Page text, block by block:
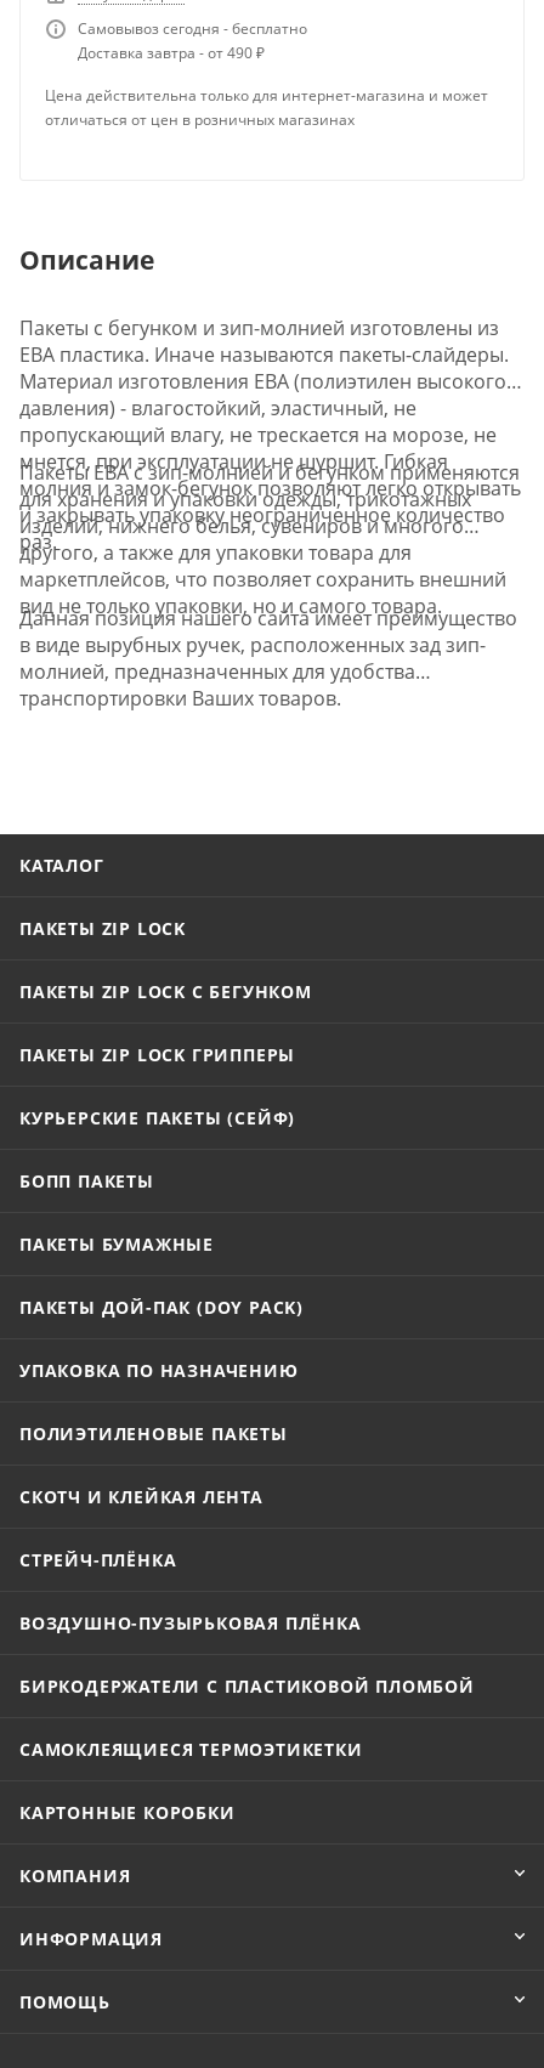
Самовывоз сегодня - бесплатно
Доставка завтра - от 490 ₽
Цена действительна только для интернет-магазина и может
отличаться от цен в розничных магазинах
Описание
Пакеты с бегунком и зип-молнией изготовлены из
ЕВА пластика. Иначе называются пакеты-слайдеры.
Материал изготовления ЕВА (полиэтилен высокого
давления) - влагостойкий, эластичный, не
пропускающий влагу, не трескается на морозе, не
мнется, при эксплуатации не шуршит. Гибкая
молния и замок-бегунок позволяют легко открывать
и закрывать упаковку неограниченное количество
раз.
Пакеты ЕВА с зип-молнией и бегунком применяются
для хранения и упаковки одежды, трикотажных
изделий, нижнего белья, сувениров и многого
другого, а также для упаковки товара для
маркетплейсов, что позволяет сохранить внешний
вид не только упаковки, но и самого товара.
Данная позиция нашего сайта имеет преимущество
в виде вырубных ручек, расположенных зад зип-
молнией, предназначенных для удобства
транспортировки Ваших товаров.
КАТАЛОГ
ПАКЕТЫ ZIP LOCK
ПАКЕТЫ ZIP LOCK С БЕГУНКОМ
ПАКЕТЫ ZIP LOCK ГРИППЕРЫ
КУРЬЕРСКИЕ ПАКЕТЫ (СЕЙФ)
БОПП ПАКЕТЫ
ПАКЕТЫ БУМАЖНЫЕ
ПАКЕТЫ ДОЙ-ПАК (DOY PACK)
УПАКОВКА ПО НАЗНАЧЕНИЮ
ПОЛИЭТИЛЕНОВЫЕ ПАКЕТЫ
СКОТЧ И КЛЕЙКАЯ ЛЕНТА
СТРЕЙЧ-ПЛЁНКА
ВОЗДУШНО-ПУЗЫРЬКОВАЯ ПЛЁНКА
БИРКОДЕРЖАТЕЛИ С ПЛАСТИКОВОЙ ПЛОМБОЙ
САМОКЛЕЯЩИЕСЯ ТЕРМОЭТИКЕТКИ
КАРТОННЫЕ КОРОБКИ
КОМПАНИЯ
ИНФОРМАЦИЯ
ПОМОЩЬ